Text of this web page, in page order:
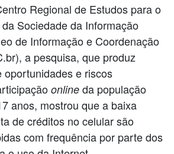
Regional de Estudos para o
Sociedade da Informação
de Informação e Coordenação
a pesquisa, que produz
oportunidades e riscos
online da população
anos, mostrou que a baixa
de créditos no celular são
com frequência por parte dos